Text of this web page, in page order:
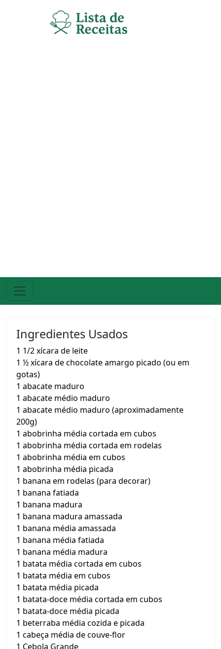
Ingredientes Usados
1 1/2 xícara de leite
1 ½ xícara de chocolate amargo picado (ou em
gotas)
1 abacate maduro
1 abacate médio maduro
1 abacate médio maduro (aproximadamente
200g)
1 abobrinha média cortada em cubos
1 abobrinha média cortada em rodelas
1 abobrinha média em cubos
1 abobrinha média picada
1 banana em rodelas (para decorar)
1 banana fatiada
1 banana madura
1 banana madura amassada
1 banana média amassada
1 banana média fatiada
1 banana média madura
1 batata média cortada em cubos
1 batata média em cubos
1 batata média picada
1 batata-doce média cortada em cubos
1 batata-doce média picada
1 beterraba média cozida e picada
1 cabeça média de couve-flor
1 Cebola Grande